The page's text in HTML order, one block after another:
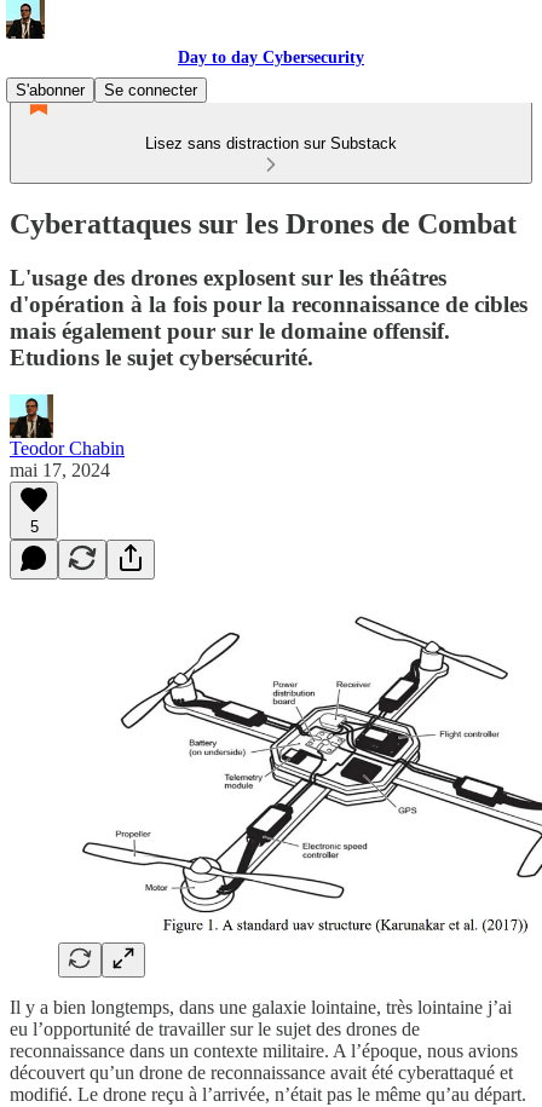
Day to day Cybersecurity
S'abonner
Se connecter
Lisez sans distraction sur Substack
Cyberattaques sur les Drones de Combat
L'usage des drones explosent sur les théâtres
d'opération à la fois pour la reconnaissance de cibles
mais également pour sur le domaine offensif.
Etudions le sujet cybersécurité.
Teodor Chabin
mai 17, 2024
5
Il y a bien longtemps, dans une galaxie lointaine, très lointaine j’ai
eu l’opportunité de travailler sur le sujet des drones de
reconnaissance dans un contexte militaire. A l’époque, nous avions
découvert qu’un drone de reconnaissance avait été cyberattaqué et
modifié. Le drone reçu à l’arrivée, n’était pas le même qu’au départ.